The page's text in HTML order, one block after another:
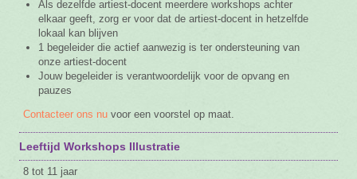
Als dezelfde artiest-docent meerdere workshops achter
elkaar geeft, zorg er voor dat de artiest-docent in hetzelfde
lokaal kan blijven
1 begeleider die actief aanwezig is ter ondersteuning van
onze artiest-docent
Jouw begeleider is verantwoordelijk voor de opvang en
pauzes
Contacteer ons nu voor een voorstel op maat.
Leeftijd Workshops Illustratie
8 tot 11 jaar